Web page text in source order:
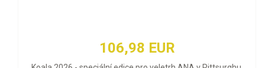
106,98 EUR